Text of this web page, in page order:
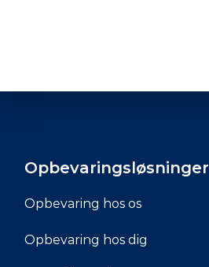
Opbevaringsløsninger
Opbevaring hos os
Opbevaring hos dig